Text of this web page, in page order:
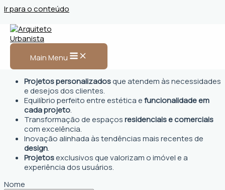
Ir para o conteúdo
Main Menu
Arquiteto Urbanista em
Maracanã
Projetos personalizadosque atendem às necessidades
e desejos dos clientes.
Equilíbrio perfeito entre estética efuncionalidade em
cada projeto.
Transformação de espaçosresidenciais e comerciais
com excelência.
Inovação alinhada às tendências mais recentes de
design.
Projetosexclusivos que valorizam o imóvel e a
experiência dos usuários.
Nome